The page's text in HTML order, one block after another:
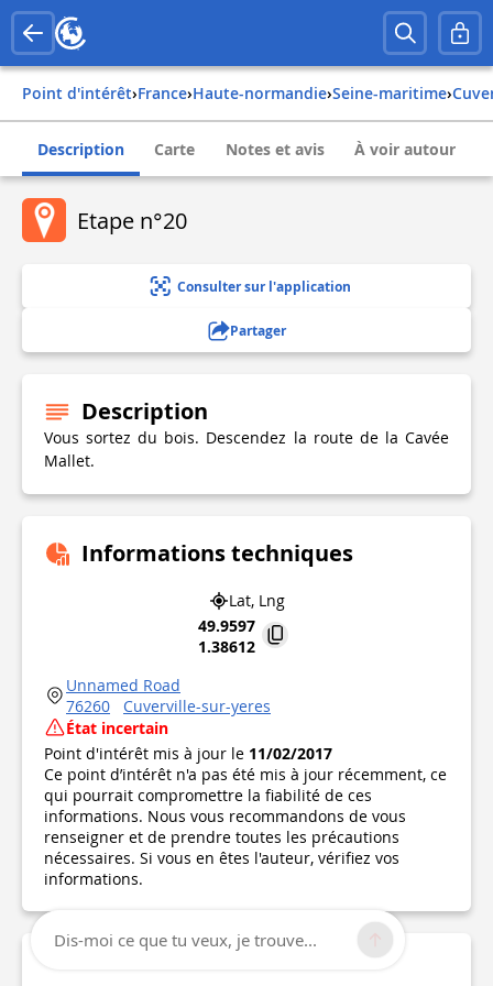
Point d'intérêt› france› haute-normandie› seine-maritime›
Description Carte Notes et avis À voir autour
Etape n°20
Consulter sur l'application
Partager
Description
Vous sortez du bois. Descendez la route de la Cavée
Mallet.
Informations techniques
Lat, Lng
49.9597
1.38612
Unnamed Road
76260
Cuverville-sur-yeres
État incertain
Point d'intérêt mis à jour le 11/02/2017
Ce point d’intérêt n'a pas été mis à jour récemment, ce
qui pourrait compromettre la fiabilité de ces
informations. Nous vous recommandons de vous
renseigner et de prendre toutes les précautions
nécessaires. Si vous en êtes l'auteur, vérifiez vos
informations.
Dis-moi ce que tu veux, je trouve...